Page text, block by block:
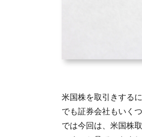
米国株を取引きする
でも証券会社もいく
では今回は、米国株